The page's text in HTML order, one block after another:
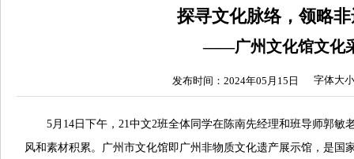
探寻文化脉络，领略
——广州文化馆文化
发布时间：2024年05月15日 字体大
5月14日下午，21中文2班全体同学在陈南先经理和班导师郭敏
风和素材积累。广州市文化馆即广州非物质文化遗产展示馆，是国